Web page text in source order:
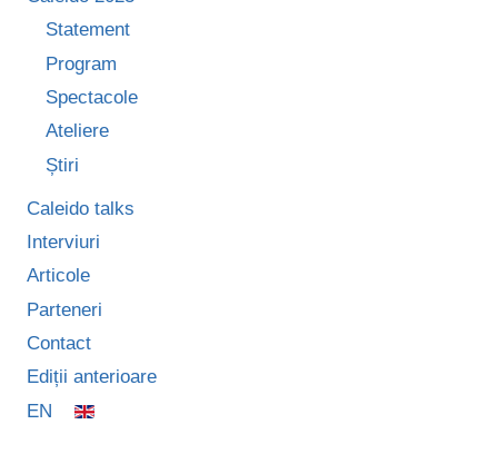
Statement
Program
Spectacole
Ateliere
Știri
Caleido talks
Interviuri
Articole
Parteneri
Contact
Ediții anterioare
EN